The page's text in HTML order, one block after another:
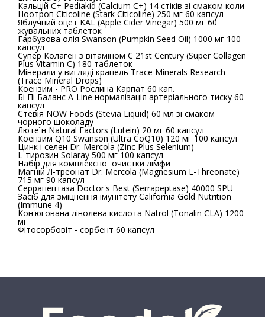
Кальцій С+ Pediakid (Calcium C+) 14 стіків зі смаком коли
Ноотроп Citicoline (Stark Citicoline) 250 мг 60 капсул
Яблучний оцет KAL (Apple Cider Vinegar) 500 мг 60
жувальних таблеток
Гарбузова олія Swanson (Pumpkin Seed Oil) 1000 мг 100
капсул
Супер Колаген з вітаміном C 21st Century (Super Collagen
Plus Vitamin C) 180 таблеток
Мінерали у вигляді крапель Trace Minerals Research
(Trace Mineral Drops)
Коензим - PRO Рослина Карпат 60 кап.
Бі Пі Баланс A-Line нормалізація артеріального тиску 60
капсул
Стевія NOW Foods (Stevia Liquid) 60 мл зі смаком
чорного шоколаду
Лютеїн Natural Factors (Lutein) 20 мг 60 капсул
Коензим Q10 Swanson (Ultra CoQ10) 120 мг 100 капсул
Цинк і селен Dr. Mercola (Zinc Plus Selenium)
L-тирозин Solaray 500 мг 100 капсул
Набір для комплексної очистки лімфи
Магній Л-треонат Dr. Mercola (Magnesium L-Threonate)
715 мг 90 капсул
Серрапептаза Doctor's Best (Serrapeptase) 40000 SPU
Засіб для зміцнення імунітету California Gold Nutrition
(Immune 4)
Кон'югована лінолева кислота Natrol (Tonalin CLA) 1200
мг
Фітосорбовіт - сорбент 60 капсул